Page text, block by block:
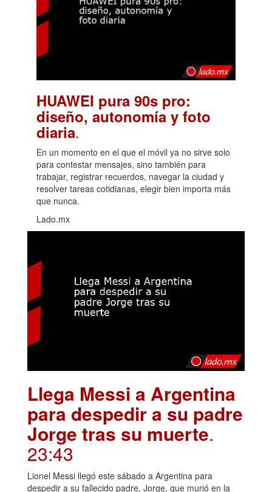
HUAWEI pura 90s pro:
diseño, autonomía y foto
diaria.
En un momento en el que el móvil ya no sirve solo
para contestar mensajes, sino también para
trabajar, registrar recuerdos, navegar la ciudad y
resolver tareas cotidianas, elegir bien importa más
que nunca.
Lado.mx
Llega Messi a Argentina
para despedir a su padre
Jorge tras su muerte.
23:43
Lionel Messi llegó este sábado a Argentina para
despedir a su fallecido padre, Jorge, que murió en la